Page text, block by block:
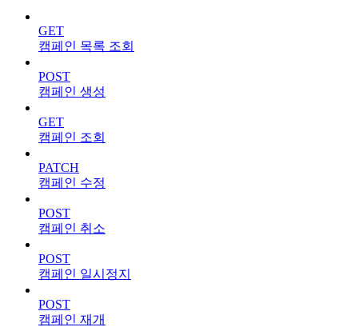
GET
캠페인 목록 조회
POST
캠페인 생성
GET
캠페인 조회
PATCH
캠페인 수정
POST
캠페인 취소
POST
캠페인 일시정지
POST
캠페인 재개